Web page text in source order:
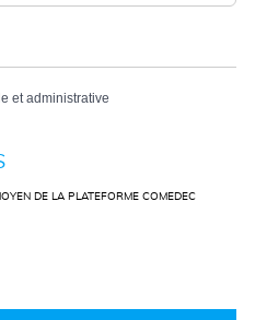
et administrative
DE LA PLATEFORME COMEDEC